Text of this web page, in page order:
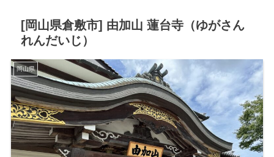
[岡山県倉敷市] 由加山 蓮台寺（ゆがさん
れんだいじ）
岡山県